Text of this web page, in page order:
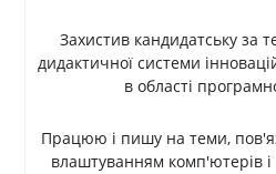
Захистив кандидатську за
дидактичної системи
в області
Працюю і пишу на теми,
влаштуванням комп'ютерів